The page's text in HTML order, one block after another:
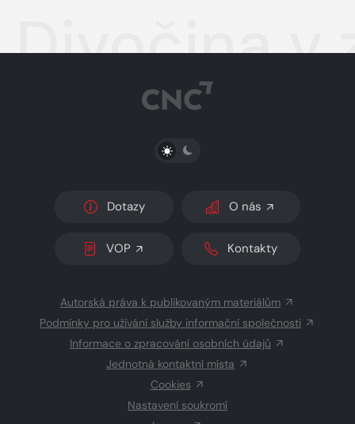
Divočina v
PŘEPNOUT SVĚTLÝ/TMAVÝ REŽIM
Dotazy O nás
VOP Kontakty
Autorská práva k publikovaným materiálům
Podmínky pro užívání služby informační společnosti
Informace o zpracování osobních údajů
Jednotná kontaktní místa
Cookies
Nastavení soukromí